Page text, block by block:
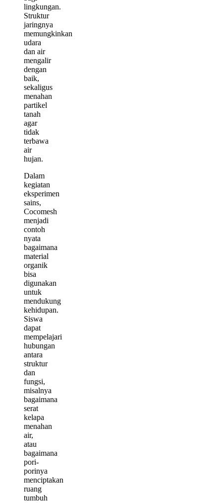
lingkungan.
Struktur
jaringnya
memungkinkan
udara
dan air
mengalir
dengan
baik,
sekaligus
menahan
partikel
tanah
agar
tidak
terbawa
air
hujan.
Dalam
kegiatan
eksperimen
sains,
Cocomesh
menjadi
contoh
nyata
bagaimana
material
organik
bisa
digunakan
untuk
mendukung
kehidupan.
Siswa
dapat
mempelajari
hubungan
antara
struktur
dan
fungsi,
misalnya
bagaimana
serat
kelapa
menahan
air,
atau
bagaimana
pori-
porinya
menciptakan
ruang
tumbuh